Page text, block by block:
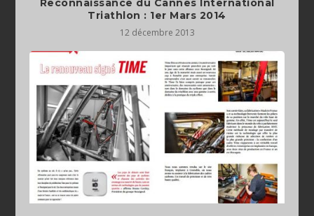
Reconnaissance du Cannes International
Triathlon : 1er Mars 2014
12 décembre 2013